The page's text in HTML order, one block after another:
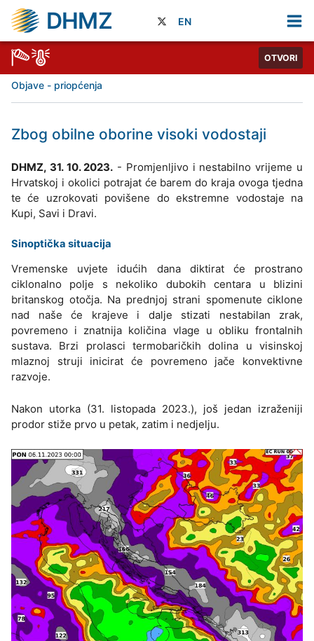
DHMZ EN
OTVORI
Objave - priopćenja
Zbog obilne oborine visoki vodostaji
DHMZ, 31. 10. 2023. - Promjenljivo i nestabilno vrijeme u
Hrvatskoj i okolici potrajat će barem do kraja ovoga tjedna
te će uzrokovati povišene do ekstremne vodostaje na
Kupi, Savi i Dravi.
Sinoptička situacija
Vremenske uvjete idućih dana diktirat će prostrano
ciklonalno polje s nekoliko dubokih centara u blizini
britanskog otočja. Na prednjoj strani spomenute ciklone
nad naše će krajeve i dalje stizati nestabilan zrak,
povremeno i znatnija količina vlage u obliku frontalnih
sustava. Brzi prolasci termobaričkih dolina u visinskoj
mlaznoj struji inicirat će povremeno jače konvektivne
razvoje.
Nakon utorka (31. listopada 2023.), još jedan izraženiji
prodor stiže prvo u petak, zatim i nedjelju.